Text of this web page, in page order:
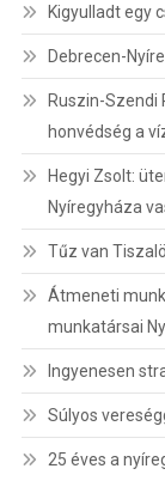
Kigyulladt egy
Debrecen-
Ruszin-Szendi
honvédség a
Hegyi Zsolt:
Nyíregyháza
Tűz van
Átmeneti
munkatársai
Ingyenesen
Súlyos
25 éves a